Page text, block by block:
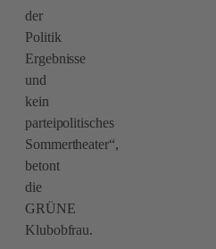
der
Politik
Ergebnisse
und
kein
parteipolitisches
Sommertheater“,
betont
die
GRÜNE
Klubobfrau.